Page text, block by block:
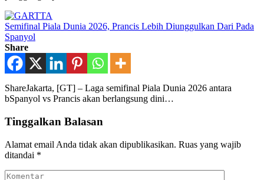
Semifinal Piala Dunia 2026, Prancis Lebih Diunggulkan Dari Pada
Spanyol
Share
ShareJakarta, [GT] – Laga semifinal Piala Dunia 2026 antara
bSpanyol vs Prancis akan berlangsung dini…
Tinggalkan Balasan
Alamat email Anda tidak akan dipublikasikan. Ruas yang wajib
ditandai *